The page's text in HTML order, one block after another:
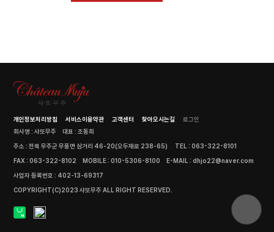
개인정보처리방침 서비스이용약관 고객센터 찾아오시는길
로그인
회사명 : 샤또무주
대표 : 조동희
주소 : 전북 무주군 무풍면 삼거리 46-20(오두재로 238-65)
TEL : 063-322-8101
FAX : 063-322-8102
MOBILE : 010-5306-8100
E-MAIL : dhjo22@naver.com
사업자 등록번호 : 402-13-69317
COPYRIGHT(C)2023 샤또무주 ALL RIGHT RESERVED.